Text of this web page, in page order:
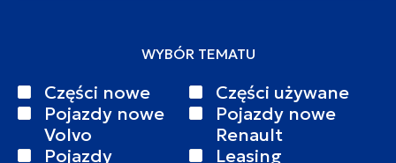
WYBÓR TEMATU
Części nowe
Części używane
Pojazdy nowe
Volvo
Pojazdy nowe
Renault
Pojazdy
Leasing